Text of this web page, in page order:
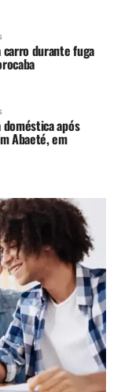
durante fuga
após
Abaeté, em